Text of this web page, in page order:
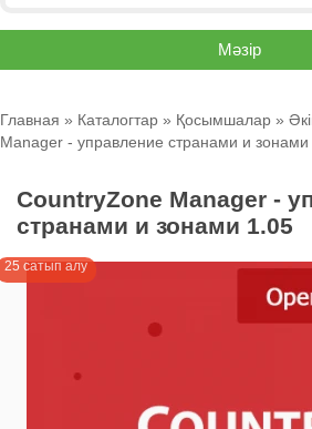
Мәзір
Главная » Каталогтар » Қосымшалар »
Manager - управление странами и зонами
CountryZone Manager -
странами и зонами 1.05
25 сатып алу